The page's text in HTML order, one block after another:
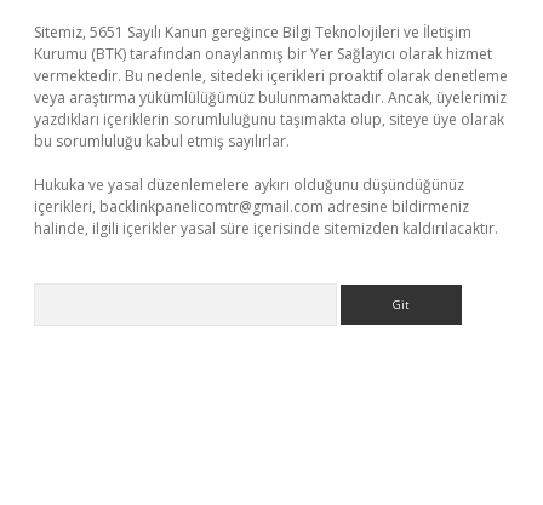
Sitemiz, 5651 Sayılı Kanun gereğince Bilgi Teknolojileri ve İletişim
Kurumu (BTK) tarafından onaylanmış bir Yer Sağlayıcı olarak hizmet
vermektedir. Bu nedenle, sitedeki içerikleri proaktif olarak denetleme
veya araştırma yükümlülüğümüz bulunmamaktadır. Ancak, üyelerimiz
yazdıkları içeriklerin sorumluluğunu taşımakta olup, siteye üye olarak
bu sorumluluğu kabul etmiş sayılırlar.
Hukuka ve yasal düzenlemelere aykırı olduğunu düşündüğünüz
içerikleri, backlinkpanelicomtr@gmail.com adresine bildirmeniz
halinde, ilgili içerikler yasal süre içerisinde sitemizden kaldırılacaktır.